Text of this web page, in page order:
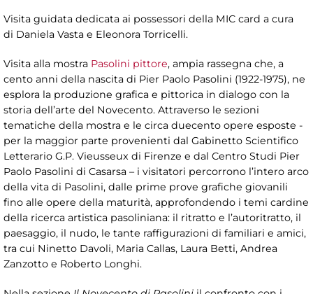
Visita guidata dedicata ai possessori della MIC card a cura
di Daniela Vasta e Eleonora Torricelli.
Visita alla mostra Pasolini pittore, ampia rassegna che, a
cento anni della nascita di Pier Paolo Pasolini (1922-1975), ne
esplora la produzione grafica e pittorica in dialogo con la
storia dell’arte del Novecento. Attraverso le sezioni
tematiche della mostra e le circa duecento opere esposte -
per la maggior parte provenienti dal Gabinetto Scientifico
Letterario G.P. Vieusseux di Firenze e dal Centro Studi Pier
Paolo Pasolini di Casarsa – i visitatori percorrono l’intero arco
della vita di Pasolini, dalle prime prove grafiche giovanili
fino alle opere della maturità, approfondendo i temi cardine
della ricerca artistica pasoliniana: il ritratto e l’autoritratto, il
paesaggio, il nudo, le tante raffigurazioni di familiari e amici,
tra cui Ninetto Davoli, Maria Callas, Laura Betti, Andrea
Zanzotto e Roberto Longhi.